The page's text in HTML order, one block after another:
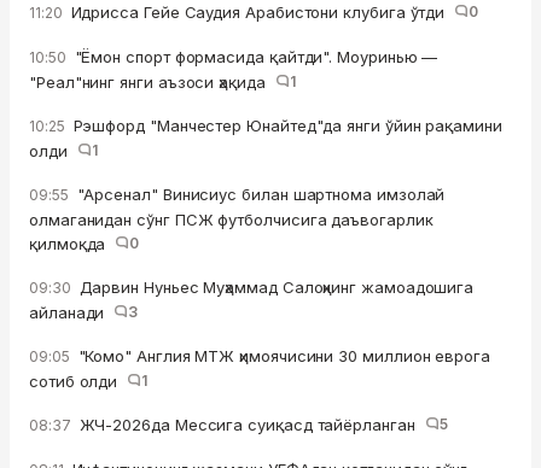
11:20 Идрисса Гейе Саудия Арабистони клубига ўтди 0
10:50 "Ёмон спорт формасида қайтди". Моуринью —
"Реал"нинг янги аъзоси ҳақида
1
10:25 Рэшфорд "Манчестер Юнайтед"да янги ўйин рақамини
олди
1
09:55 "Арсенал" Винисиус билан шартнома имзолай
олмаганидан сўнг ПСЖ футболчисига даъвогарлик
қилмоқда
0
09:30 Дарвин Нуньес Муҳаммад Салоҳнинг жамоадошига
айланади
3
09:05 "Комо" Англия МТЖ ҳимоячисини 30 миллион еврога
сотиб oлди
1
08:37 ЖЧ-2026да Мессига суиқасд тайёрланган 5